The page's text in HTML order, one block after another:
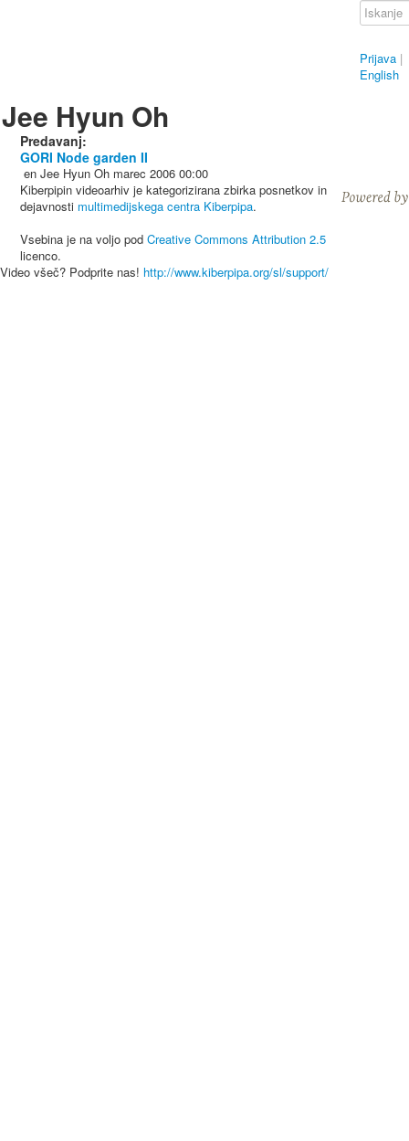
Prijava |
English
Jee Hyun Oh
Predavanj:
GORI Node garden II
en Jee Hyun Oh marec 2006 00:00
Kiberpipin videoarhiv je kategorizirana zbirka posnetkov in
dejavnosti multimedijskega centra Kiberpipa.
Vsebina je na voljo pod Creative Commons Attribution 2.5
licenco.
Video všeč? Podprite nas! http://www.kiberpipa.org/sl/support/